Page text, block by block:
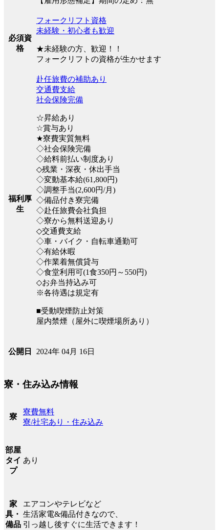
必須資
格
フォークリフト資格
未経験・初心者も歓迎
★未経験の方、歓迎！！
フォークリフトの資格が生かせます
福利厚
生
赴任旅費の補助あり
交通費支給
社会保険完備
☆昇給あり
☆賞与あり
★寮費実質無料
◇社会保険完備
◇給料前払い制度あり
◇残業・深夜・休出手当
◇変動基本給(61,800円)
◇調整手当(2,600円/月)
◇備品付き寮完備
◇赴任旅費会社負担
◇寮から無料送迎あり
◇交通費支給
◇車・バイク・自転車通勤可
◇有給休暇
◇作業着無償貸与
◇食堂利用可(1食350円～550円)
◇お弁当持込み可
※各待遇は規定有
■受動喫煙防止対策
屋内禁煙（屋外に喫煙場所あり）
公開日 2024年 04月 16日
寮・住み込み情報
寮
寮費無料
寮/社宅あり・住み込み
部屋
タイ
プ
あり
家
具・
備品
エアコンやテレビなど
生活家電&備品付きなので、
引っ越し後すぐに生活できます！